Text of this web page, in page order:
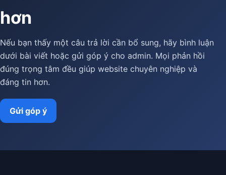
hơn
Nếu bạn thấy một câu trả lời cần bổ sung, hãy bình luận
dưới bài viết hoặc gửi góp ý cho admin. Mọi phản hồi
đúng trọng tâm đều giúp website chuyên nghiệp và
đáng tin hơn.
Gửi góp ý